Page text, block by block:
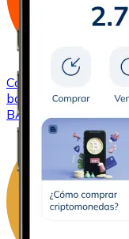
Comprar
bancariacon tarjeta
BAT